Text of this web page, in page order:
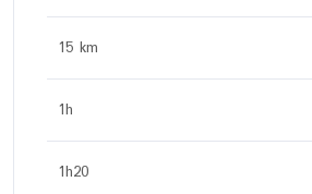
15 km
1h
1h20